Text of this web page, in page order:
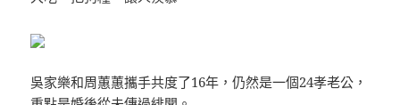
吳家樂和周蕙蕙攜手共度了16年，仍然是一個24孝老公，